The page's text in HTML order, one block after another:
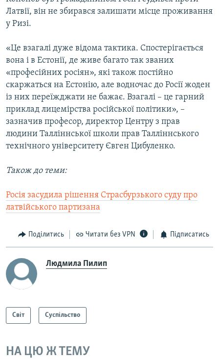
Латвії, він не збирався залишати місце проживання
у Ризі.
«Це взагалі дуже відома тактика. Спостерігається
вона і в Естонії, де живе багато так званих
«професійних росіян», які також постійно
скаржаться на Естонію, але водночас до Росії жоден
із них переїжджати не бажає. Взагалі – це гарний
приклад лицемірства російської політики», –
зазначив професор, директор Центру з прав
людини Талліннської школи прав Талліннського
технічного університету Євген Цибуленко.
Також до теми:
Росія засудила рішення Страсбурзького суду про
латвійського партизана
Поділитись Читати без VPN Підписатись
Людмила Пилип
Світ Суспільство
НА ЦЮ Ж ТЕМУ